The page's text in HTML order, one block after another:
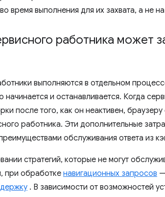
время выполнения для их захвата, а не
работника может
выполняются в отдельном
начинается и останавливается. Когда
после того, как он неактивен,
работника. Эти дополнительные
обслуживания ответа из
стратегий, которые не могут
при обработкенавигационных запросов —
. В зависимости от возможностей